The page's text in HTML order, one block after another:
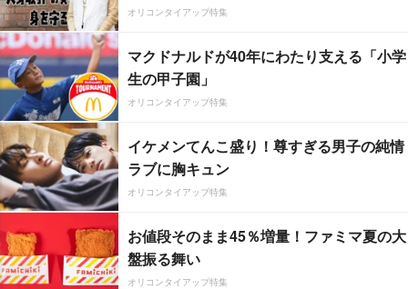
オリコンタイアップ特集
マクドナルドが40年にわたり支える「小学
生の甲子園」
オリコンタイアップ特集
イケメンてんこ盛り！尊すぎる男子の純情
ラブに胸キュン
オリコンタイアップ特集
お値段そのまま45％増量！ファミマ夏の大
盤振る舞い
オリコンタイアップ特集